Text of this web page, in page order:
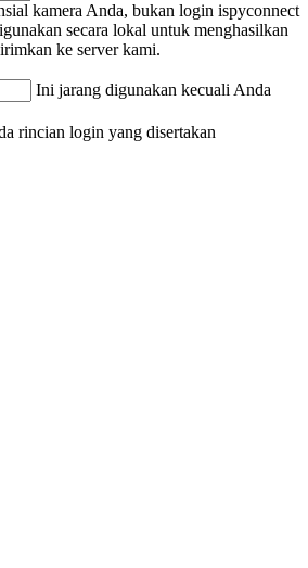
kamera Anda, bukan login ispyconnect
secara lokal untuk menghasilkan
ke server kami.
Ini jarang digunakan kecuali Anda
rincian login yang disertakan